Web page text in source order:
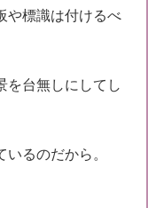
や標識は付けるべ
を台無しにしてし
るのだから。